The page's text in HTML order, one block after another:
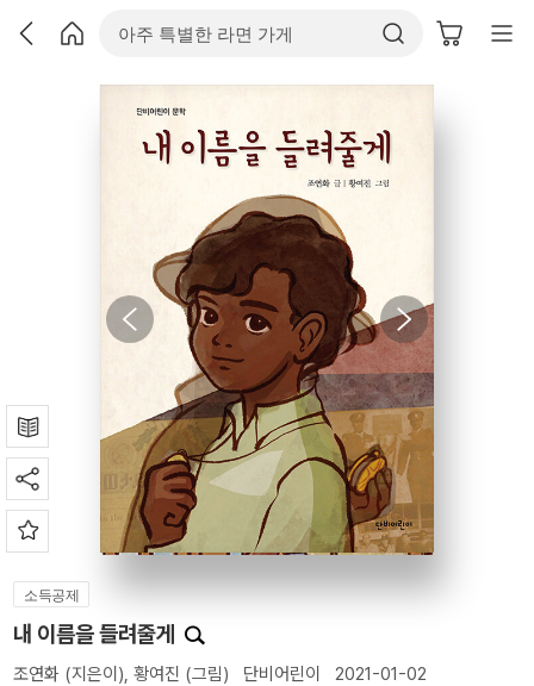
소득공제
내 이름을 들려줄게
조연화 (지은이), 황여진 (그림) 단비어린이 2021-01-02